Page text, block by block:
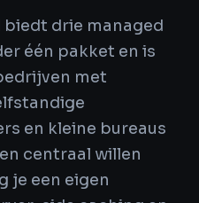
drie managed
één pakket en is
met
en kleine bureaus
centraal willen
je een eigen